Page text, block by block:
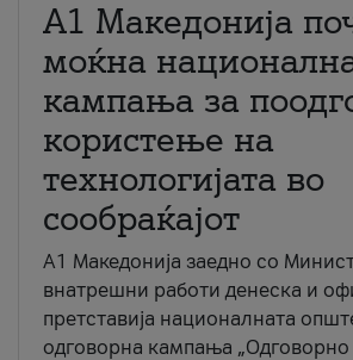
A1 Македонија
моќна
кампања за
користење на
технологијата во
сообраќајот
A1 Македонија заедно со
внатрешни работи денеска и
претставија националната
одговорна кампања „Одговорно